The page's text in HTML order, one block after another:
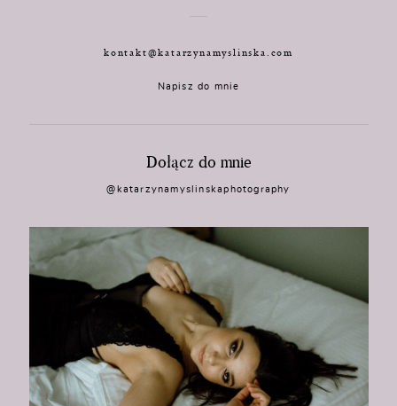
kontakt@katarzynamyslinska.com
Napisz do mnie
Dołącz do mnie
@katarzynamyslinskaphotography